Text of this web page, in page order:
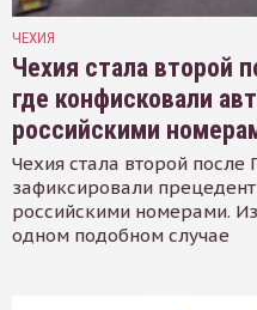
ЧЕХИЯ
Чехия стала второй
где конфисковали
российскими
Чехия стала второй после
зафиксировали
российскими номерами.
одном подобном случае